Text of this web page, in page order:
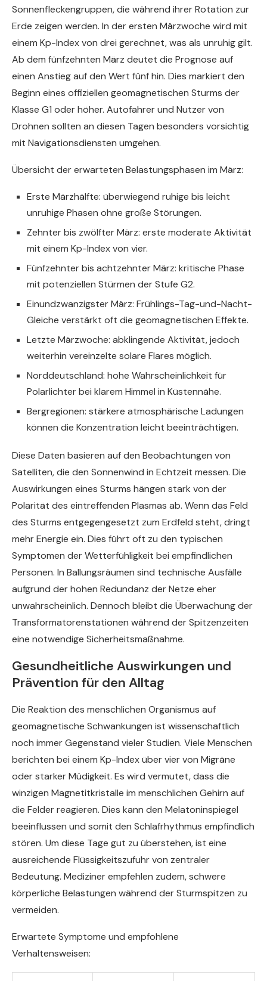
Sonnenfleckengruppen, die während ihrer Rotation zur
Erde zeigen werden. In der ersten Märzwoche wird mit
einem Kp-Index von drei gerechnet, was als unruhig gilt.
Ab dem fünfzehnten März deutet die Prognose auf
einen Anstieg auf den Wert fünf hin. Dies markiert den
Beginn eines offiziellen geomagnetischen Sturms der
Klasse G1 oder höher. Autofahrer und Nutzer von
Drohnen sollten an diesen Tagen besonders vorsichtig
mit Navigationsdiensten umgehen.
Übersicht der erwarteten Belastungsphasen im März:
Erste Märzhälfte: überwiegend ruhige bis leicht
unruhige Phasen ohne große Störungen.
Zehnter bis zwölfter März: erste moderate Aktivität
mit einem Kp-Index von vier.
Fünfzehnter bis achtzehnter März: kritische Phase
mit potenziellen Stürmen der Stufe G2.
Einundzwanzigster März: Frühlings-Tag-und-Nacht-
Gleiche verstärkt oft die geomagnetischen Effekte.
Letzte Märzwoche: abklingende Aktivität, jedoch
weiterhin vereinzelte solare Flares möglich.
Norddeutschland: hohe Wahrscheinlichkeit für
Polarlichter bei klarem Himmel in Küstennähe.
Bergregionen: stärkere atmosphärische Ladungen
können die Konzentration leicht beeinträchtigen.
Diese Daten basieren auf den Beobachtungen von
Satelliten, die den Sonnenwind in Echtzeit messen. Die
Auswirkungen eines Sturms hängen stark von der
Polarität des eintreffenden Plasmas ab. Wenn das Feld
des Sturms entgegengesetzt zum Erdfeld steht, dringt
mehr Energie ein. Dies führt oft zu den typischen
Symptomen der Wetterfühligkeit bei empfindlichen
Personen. In Ballungsräumen sind technische Ausfälle
aufgrund der hohen Redundanz der Netze eher
unwahrscheinlich. Dennoch bleibt die Überwachung der
Transformatorenstationen während der Spitzenzeiten
eine notwendige Sicherheitsmaßnahme.
Gesundheitliche Auswirkungen und
Prävention für den Alltag
Die Reaktion des menschlichen Organismus auf
geomagnetische Schwankungen ist wissenschaftlich
noch immer Gegenstand vieler Studien. Viele Menschen
berichten bei einem Kp-Index über vier von Migräne
oder starker Müdigkeit. Es wird vermutet, dass die
winzigen Magnetitkristalle im menschlichen Gehirn auf
die Felder reagieren. Dies kann den Melatoninspiegel
beeinflussen und somit den Schlafrhythmus empfindlich
stören. Um diese Tage gut zu überstehen, ist eine
ausreichende Flüssigkeitszufuhr von zentraler
Bedeutung. Mediziner empfehlen zudem, schwere
körperliche Belastungen während der Sturmspitzen zu
vermeiden.
Erwartete Symptome und empfohlene
Verhaltensweisen: